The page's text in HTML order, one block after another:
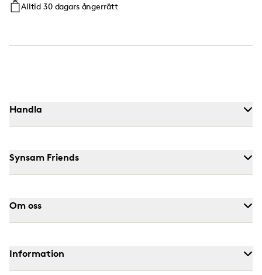
Alltid 30 dagars ångerrätt
Handla
Synsam Friends
Om oss
Information